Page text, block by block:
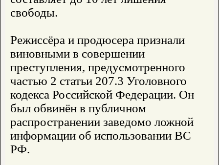
свободы.
Режиссёра и продюсера признали
виновными в совершении
преступления, предусмотренного
частью 2 статьи 207.3 Уголовного
кодекса Российской Федерации. Он
был обвинён в публичном
распространении заведомо ложной
информации об использовании ВС
РФ.